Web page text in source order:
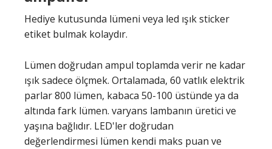
Hediye kutusunda lümeni veya led ışık sticker
etiket bulmak kolaydır.
Lümen doğrudan ampul toplamda verir ne kadar
ışık sadece ölçmek. Ortalamada, 60 vatlık elektrik
parlar 800 lümen, kabaca 50-100 üstünde ya da
altında fark lümen. varyans lambanın üretici ve
yaşına bağlıdır. LED'ler doğrudan
değerlendirmesi lümen kendi maks puan ve